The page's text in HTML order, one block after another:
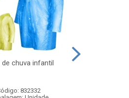
de chuva infantil
832332